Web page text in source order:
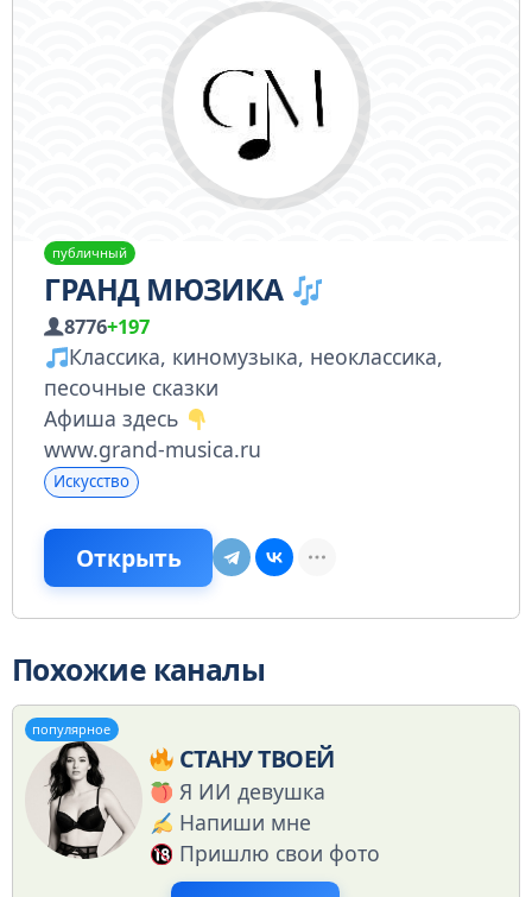
публичный
ГРАНД МЮЗИКА
8776+197
Классика, киномузыка, неоклассика,
песочные сказки
Афиша здесь
www.grand-musica.ru
Искусство
Открыть
Похожие каналы
популярное
СТАНУ ТВОЕЙ
Я ИИ девушка
Напиши мне
Пришлю свои фото